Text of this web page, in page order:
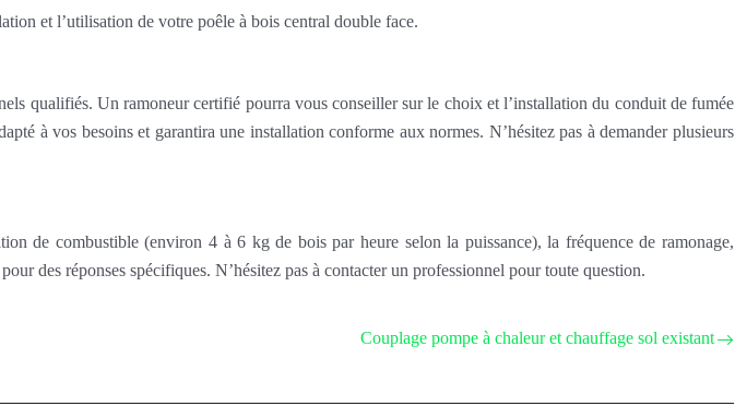
et l’utilisation de votre poêle à bois central double face.
qualifiés. Un ramoneur certifié pourra vous conseiller sur le choix et l’installation du conduit de fumée
à vos besoins et garantira une installation conforme aux normes. N’hésitez pas à demander plusieurs
de combustible (environ 4 à 6 kg de bois par heure selon la puissance), la fréquence de ramonage,
des réponses spécifiques. N’hésitez pas à contacter un professionnel pour toute question.
Couplage pompe à chaleur et chauffage sol existant